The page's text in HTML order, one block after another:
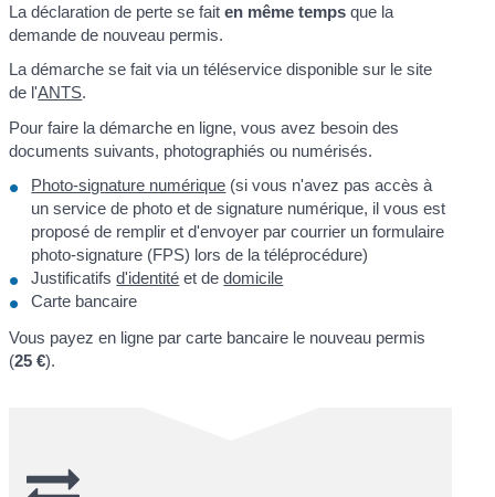
La déclaration de perte se faiten même temps que la
demande de nouveau permis.
La démarche se fait via un téléservice disponible sur le site
de l'ANTS.
Pour faire la démarche en ligne, vous avez besoin des
documents suivants, photographiés ou numérisés.
Photo-signature numérique (si vous n'avez pas accès à
un service de photo et de signature numérique, il vous est
proposé de remplir et d'envoyer par courrier un formulaire
photo-signature (FPS) lors de la téléprocédure)
Justificatifsd'identité et dedomicile
Carte bancaire
Vous payez en ligne par carte bancaire le nouveau permis
(25 €).